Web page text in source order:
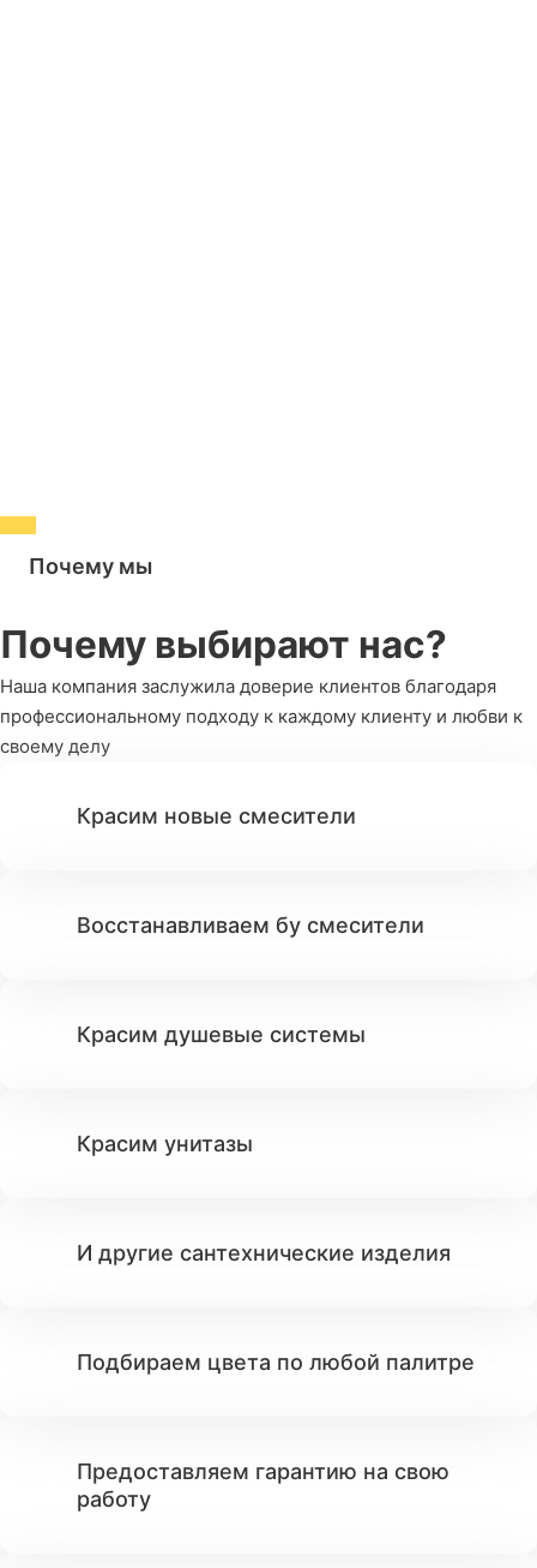
Почему мы
Почему выбирают нас?
Наша компания заслужила доверие клиентов благодаря
профессиональному подходу к каждому клиенту и любви к
своему делу
Красим новые смесители
Восстанавливаем бу смесители
Красим душевые системы
Красим унитазы
И другие сантехнические изделия
Подбираем цвета по любой палитре
Предоставляем гарантию на свою
работу